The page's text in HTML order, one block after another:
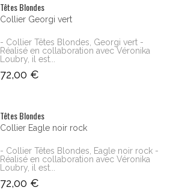
Têtes Blondes
Collier Georgi vert
- Collier Têtes Blondes, Georgi vert -
Réalisé en collaboration avec Véronika
Loubry, il est...
72,00 €
Têtes Blondes
Collier Eagle noir rock
- Collier Têtes Blondes, Eagle noir rock -
Réalisé en collaboration avec Véronika
Loubry, il est...
72,00 €